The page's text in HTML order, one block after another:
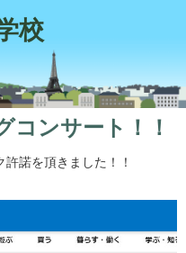
校
コンサート！！
諾を頂きました！！